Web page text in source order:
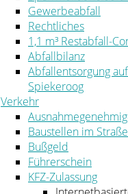
Gewerbeabfall
Rechtliches
1,1 m³ Restabfall-
Abfallbilanz
Abfallentsorgung
Spiekeroog
Verkehr
Baustellen im
Bußgeld
Führerschein
KFZ-Zulassung